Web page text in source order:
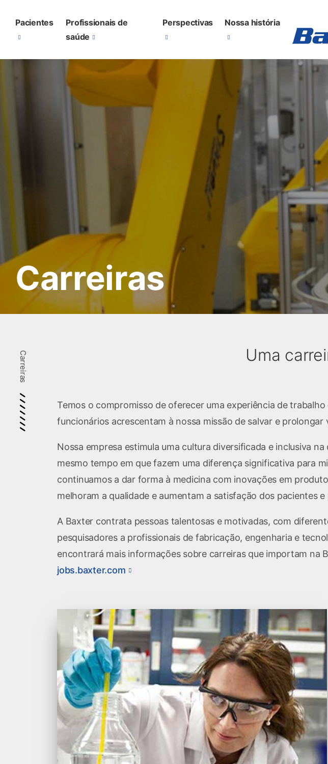
Menu
Main
Menu
Pacientes
Profissionais de
saúde
Perspectivas Nossa história
Carreiras
Carreiras Uma
Temos o compromisso de oferecer uma experiência de
funcionários acrescentam à nossa missão de salvar e prolongar
Nossa empresa estimula uma cultura diversificada e inclusiva
mesmo tempo em que fazem uma diferença significativa para
continuamos a dar forma à medicina com inovações em
melhoram a qualidade e aumentam a satisfação dos pacientes
A Baxter contrata pessoas talentosas e motivadas, com
pesquisadores a profissionais de fabricação, engenharia e
encontrará mais informações sobre carreiras que importam na
jobs.baxter.com